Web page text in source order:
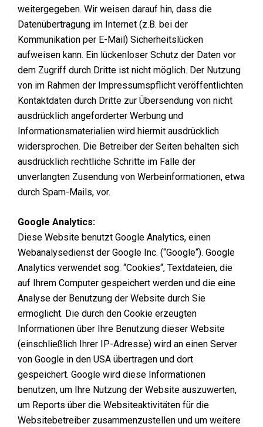
weitergegeben. Wir weisen darauf hin, dass die
Datenübertragung im Internet (z.B. bei der
Kommunikation per E-Mail) Sicherheitslücken
aufweisen kann. Ein lückenloser Schutz der Daten vor
dem Zugriff durch Dritte ist nicht möglich. Der Nutzung
von im Rahmen der Impressumspflicht veröffentlichten
Kontaktdaten durch Dritte zur Übersendung von nicht
ausdrücklich angeforderter Werbung und
Informationsmaterialien wird hiermit ausdrücklich
widersprochen. Die Betreiber der Seiten behalten sich
ausdrücklich rechtliche Schritte im Falle der
unverlangten Zusendung von Werbeinformationen, etwa
durch Spam-Mails, vor.
Google Analytics:
Diese Website benutzt Google Analytics, einen
Webanalysedienst der Google Inc. (“Google“). Google
Analytics verwendet sog. “Cookies“, Textdateien, die
auf Ihrem Computer gespeichert werden und die eine
Analyse der Benutzung der Website durch Sie
ermöglicht. Die durch den Cookie erzeugten
Informationen über Ihre Benutzung dieser Website
(einschließlich Ihrer IP-Adresse) wird an einen Server
von Google in den USA übertragen und dort
gespeichert. Google wird diese Informationen
benutzen, um Ihre Nutzung der Website auszuwerten,
um Reports über die Websiteaktivitäten für die
Websitebetreiber zusammenzustellen und um weitere